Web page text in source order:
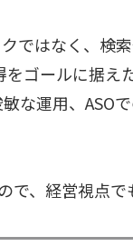
ではなく、検
ゴールに据
な運用、ASO
で、経営視点で